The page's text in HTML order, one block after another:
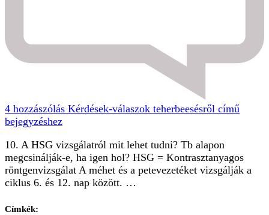
4 hozzászólás Kérdések-válaszok teherbeesésről című
bejegyzéshez
10. A HSG vizsgálatról mit lehet tudni? Tb alapon
megcsinálják-e, ha igen hol? HSG = Kontrasztanyagos
röntgenvizsgálat A méhet és a petevezetéket vizsgálják a
ciklus 6. és 12. nap között. …
Címkék: